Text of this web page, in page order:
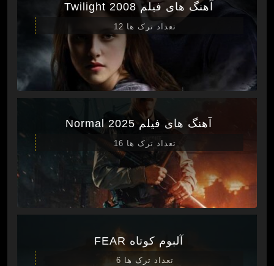
آهنگ های فیلم Twilight 2008
تعداد ترک ها 12
آهنگ های فیلم Normal 2025
تعداد ترک ها 16
آلبوم کوتاه FEAR
تعداد ترک ها 6